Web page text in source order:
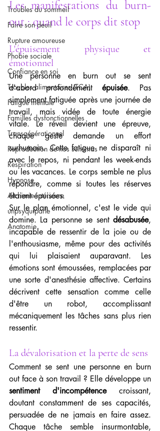
Troubles du sommeil
Faire son deuil
Rupture amoureuse
Phobie sociale
Confiance en soi
Troubles alimentaires (TCA)
Fatigue mentale
Familles dysfonctionnelles
Transgénérationnel
Reproduction de nos schémas
Respiration
Hypnose
Alchimie intérieure
unpsyquiparle
Anatomie
Les manifestations du burn-
out : quand le corps dit stop
L'épuisement physique et
émotionnel
Une personne en burn out se sent
d'abord profondément épuisée. Pas
simplement fatiguée après une journée de
travail, mais vidée de toute énergie
vitale. Le réveil devient une épreuve,
chaque geste demande un effort
surhumain. Cette fatigue ne disparaît ni
avec le repos, ni pendant les week-ends
ou les vacances. Le corps semble ne plus
répondre, comme si toutes les réserves
étaient épuisées.
Sur le plan émotionnel, c'est le vide qui
domine. La personne se sent désabusée,
incapable de ressentir de la joie ou de
l'enthousiasme, même pour des activités
qui lui plaisaient auparavant. Les
émotions sont émoussées, remplacées par
une sorte d'anesthésie affective. Certains
décrivent cette sensation comme celle
d'être un robot, accomplissant
mécaniquement les tâches sans plus rien
ressentir.
La dévalorisation et la perte de sens
Comment se sent une personne en burn
sentiment d'incompétence croissant,
doutant constamment de ses capacités,
persuadée de ne jamais en faire assez.
Chaque tâche semble insurmontable,